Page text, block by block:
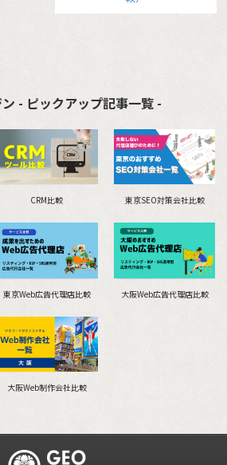
- ピックアップ記事一覧 -
CRM比較 東京SEO対策会社比較
東京Web広告代理店比較 大阪Web広告代理店比較
大阪Web制作会社比較